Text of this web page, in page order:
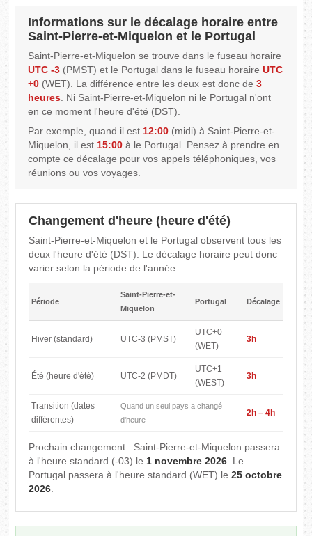
Informations sur le décalage horaire entre
Saint-Pierre-et-Miquelon et le Portugal
Saint-Pierre-et-Miquelon se trouve dans le fuseau horaire
UTC -3 (PMST) et le Portugal dans le fuseau horaireUTC
+0 (WET). La différence entre les deux est donc de3
heures. Ni Saint-Pierre-et-Miquelon ni le Portugal n'ont
en ce moment l'heure d'été (DST).
Par exemple, quand il est12:00 (midi) à Saint-Pierre-et-
Miquelon, il est15:00 à le Portugal. Pensez à prendre en
compte ce décalage pour vos appels téléphoniques, vos
réunions ou vos voyages.
Changement d'heure (heure d'été)
Saint-Pierre-et-Miquelon et le Portugal observent tous les
deux l'heure d'été (DST). Le décalage horaire peut donc
varier selon la période de l'année.
Période
Saint-Pierre-et-
Miquelon
Portugal Décalage
Hiver (standard) UTC-3 (PMST)
UTC+0
(WET)
3h
Été (heure d'été) UTC-2 (PMDT)
UTC+1
(WEST)
3h
Transition (dates
différentes)
Quand un seul pays a changé
d'heure
2h – 4h
Prochain changement : Saint-Pierre-et-Miquelon passera
à l'heure standard (-03) le1 novembre 2026. Le
Portugal passera à l'heure standard (WET) le25 octobre
2026.